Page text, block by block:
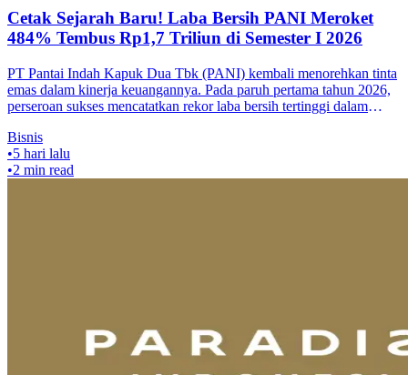
Cetak Sejarah Baru! Laba Bersih PANI Meroket
484% Tembus Rp1,7 Triliun di Semester I 2026
PT Pantai Indah Kapuk Dua Tbk (PANI) kembali menorehkan tinta
emas dalam kinerja keuangannya. Pada paruh pertama tahun 2026,
perseroan sukses mencatatkan rekor laba bersih tertinggi dalam
Bisnis
•5 hari lalu
•2 min read